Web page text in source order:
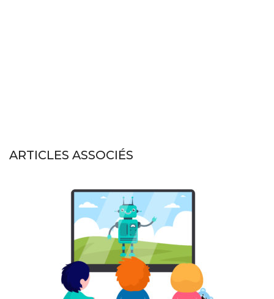
ARTICLES ASSOCIÉS